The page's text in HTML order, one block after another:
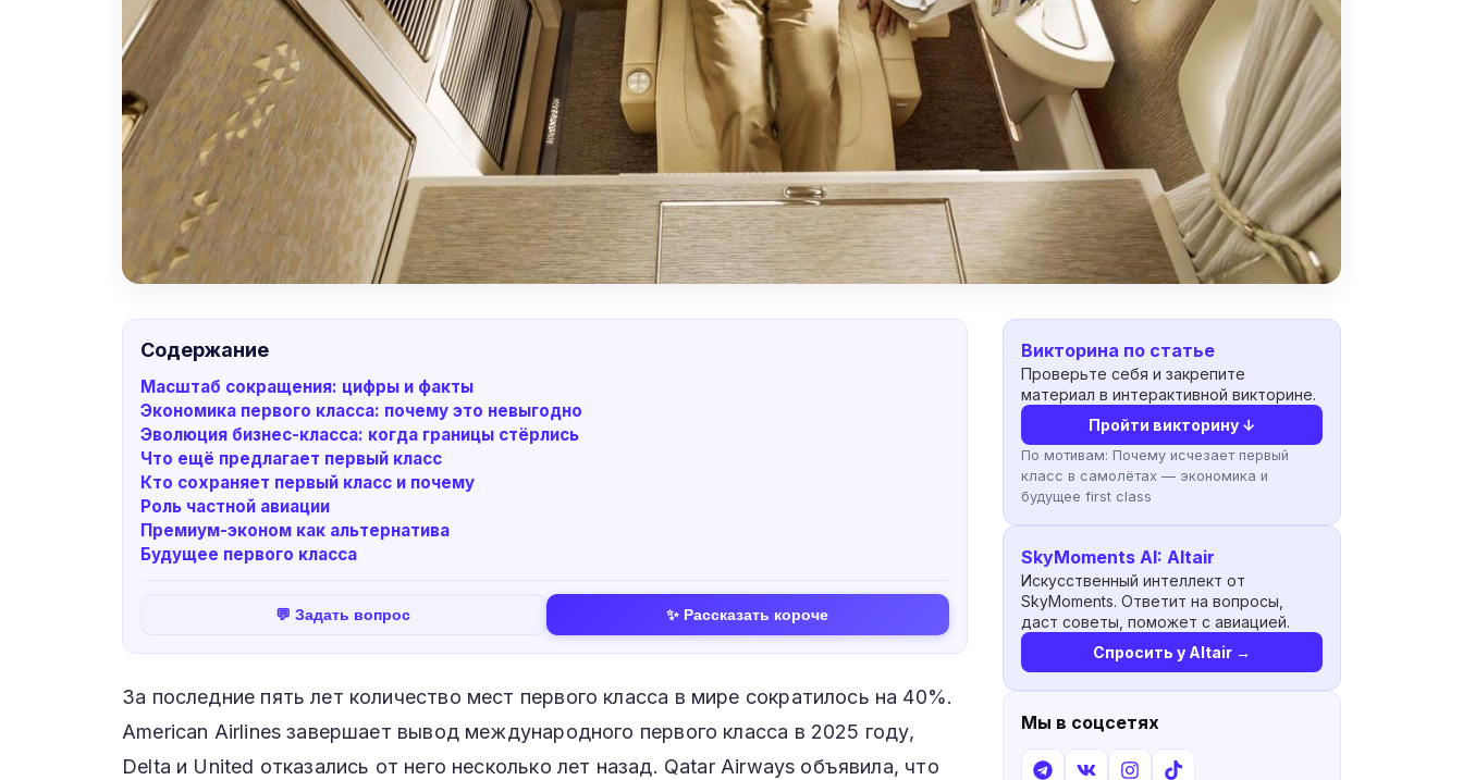
Содержание
Масштаб сокращения: цифры и факты
Экономика первого класса: почему это невыгодно
Эволюция бизнес-класса: когда границы стёрлись
Что ещё предлагает первый класс
Кто сохраняет первый класс и почему
Роль частной авиации
Премиум-эконом как альтернатива
Будущее первого класса
💬 Задать вопрос ✨ Рассказать короче
За последние пять лет количество мест первого класса в мире сократилось на 40%.
American Airlines завершает вывод международного первого класса в 2025 году,
Delta и United отказались от него несколько лет назад. Qatar Airways объявила, что
Викторина по статье
Проверьте себя и закрепите
материал в интерактивной викторине.
Пройти викторину ↓
По мотивам: Почему исчезает первый
класс в самолётах — экономика и
будущее first class
SkyMoments AI: Altair
Искусственный интеллект от
SkyMoments. Ответит на вопросы,
даст советы, поможет с авиацией.
Спросить у Altair →
Мы в соцсетях